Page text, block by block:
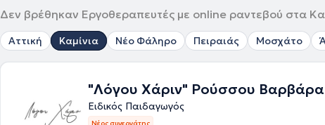
Δεν βρέθηκαν Εργοθεραπευτές με online ραντεβού στα
Αττική Καμίνια Νέο Φάληρο Πειραιάς Μοσχάτο
"Λόγου Χάριν" Ρούσσου Βαρβάρα
Ειδικός Παιδαγωγός